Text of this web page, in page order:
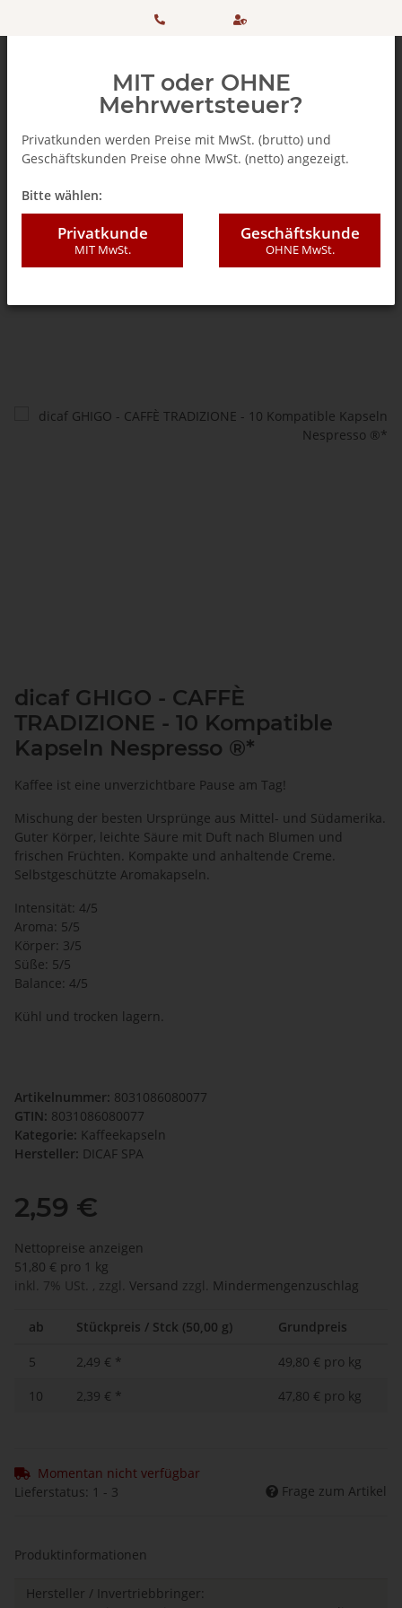
+ 49
506 98
einkaufen
SSL
dicaf GHIGO - CAFFÈ
TRADIZIONE - 10 Kompatible
Kapseln Nespresso ®*
Kaffee ist eine unverzichtbare Pause am Tag!
Mischung der besten Ursprünge aus Mittel- und Südamerika.
Guter Körper, leichte Säure mit Duft nach Blumen und
frischen Früchten. Kompakte und anhaltende Creme.
Selbstgeschützte Aromakapseln.
Intensität: 4/5
Aroma: 5/5
Körper: 3/5
Süße: 5/5
Balance: 4/5
Kühl und trocken lagern.
Artikelnummer: 8031086080077
GTIN: 8031086080077
Kategorie: Kaffeekapseln
Hersteller: DICAF SPA
2,59 €
Nettopreise anzeigen
51,80 € pro 1 kg
inkl. 7% USt. , zzgl. Versand zzgl. Mindermengenzuschlag
ab Stückpreis / Stck (50,00 g) Grundpreis
5 2,49 € *
49,80 € pro kg
10
2,39 € * 47,80 € pro kg
Momentan nicht verfügbar
Lieferstatus: 1 - 3
Frage zum Artikel
Produktinformationen
Hersteller / Invertriebbringer:
MIT oder OHNE
Mehrwertsteuer?
Privatkunden werden Preise mit MwSt. (brutto) und
Geschäftskunden Preise ohne MwSt. (netto) angezeigt.
Bitte wählen:
Privatkunde
MIT MwSt.
Geschäftskunde
OHNE MwSt.